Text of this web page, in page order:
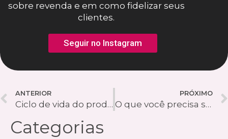
sobre revenda e em como fidelizar seus
clientes.
Seguir no Instagram
ANTERIOR
Ciclo de vida do produto: saiba o que é como aplicar no seu negócio
PRÓXIMO
O que você precisa saber sobre o Simples Nacional
Categorias